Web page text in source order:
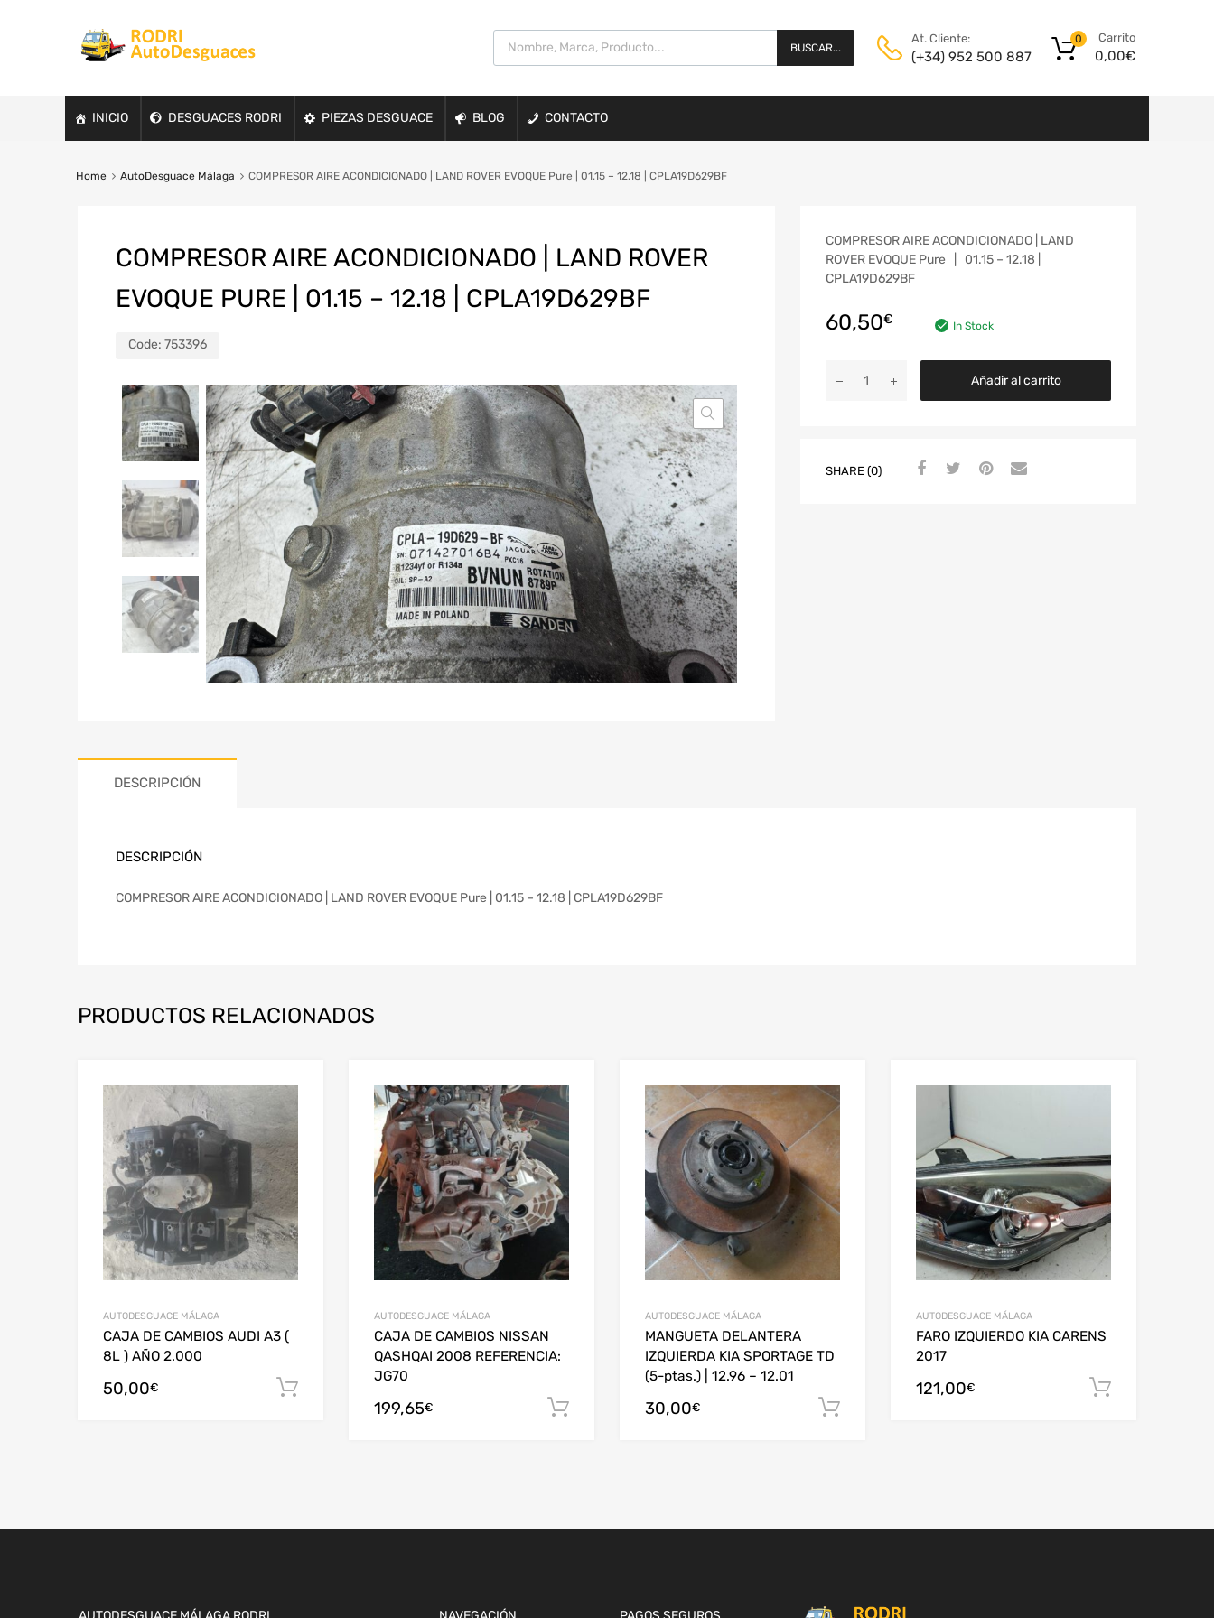
BUSCAR...
At. Cliente:
(+34) 952 500 887
Carrito
0,00€
0
INICIO DESGUACES RODRI PIEZAS DESGUACE BLOG CONTACTO
Home AutoDesguace Málaga COMPRESOR AIRE ACONDICIONADO | LAND ROVER EVOQUE Pure | 01.15 – 12.18 | CPLA19D629BF
COMPRESOR AIRE ACONDICIONADO | LAND ROVER
EVOQUE PURE | 01.15 – 12.18 | CPLA19D629BF
Code: 753396
COMPRESOR AIRE ACONDICIONADO | LAND
ROVER EVOQUE Pure | 01.15 – 12.18 |
CPLA19D629BF
60,50€ In Stock
Añadir al carrito
SHARE (0)
DESCRIPCIÓN
DESCRIPCIÓN
COMPRESOR AIRE ACONDICIONADO | LAND ROVER EVOQUE Pure | 01.15 – 12.18 | CPLA19D629BF
PRODUCTOS RELACIONADOS
AUTODESGUACE MÁLAGA
CAJA DE CAMBIOS AUDI A3 (
8L ) AÑO 2.000
50,00€
AUTODESGUACE MÁLAGA
CAJA DE CAMBIOS NISSAN
QASHQAI 2008 REFERENCIA:
JG70
199,65€ Añadir al carrito
AUTODESGUACE MÁLAGA
MANGUETA DELANTERA
IZQUIERDA KIA SPORTAGE TD
(5-ptas.) | 12.96 – 12.01
30,00€
AUTODESGUACE MÁLAGA
FARO IZQUIERDO KIA CARENS
2017
121,00€